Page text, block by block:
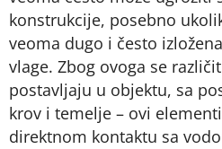
konstrukcije, posebno
veoma dugo i često
vlage. Zbog ovoga se
postavljaju u objektu, sa
krov i temelje – ovi
direktnom kontaktu sa